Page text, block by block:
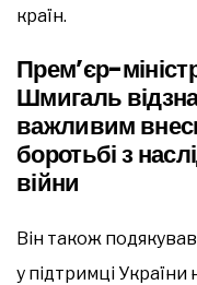
країн.
Прем’єр-
Шмигаль
важливим
боротьбі з
війни
Він також
у підтримці України